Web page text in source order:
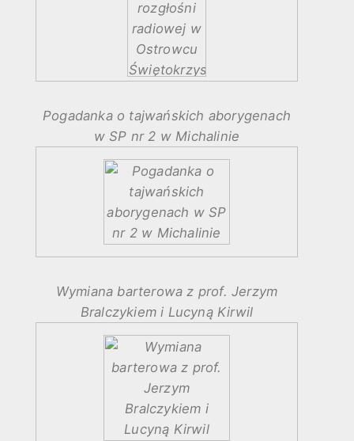
Pogadanka o tajwańskich aborygenach
w SP nr 2 w Michalinie
Wymiana barterowa z prof. Jerzym
Bralczykiem i Lucyną Kirwil